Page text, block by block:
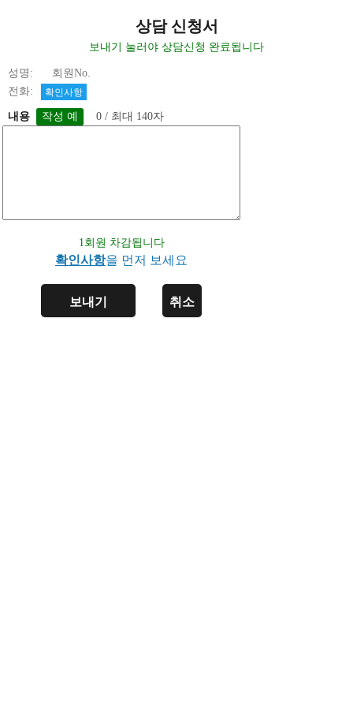
상담 신청서
보내기 눌러야 상담신청 완료됩니다
성명: 회원No.
전화:
확인사항
내용 0 / 최대 140자
1회원 차감됩니다
확인사항을 먼저 보세요